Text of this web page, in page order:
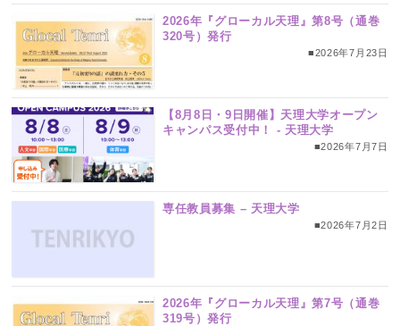
2026年『グローカル天理』第8号（通巻
320号）発行
■2026年7月23日
【8月8日・9日開催】天理大学オープン
キャンパス受付中！ ‐ 天理大学
■2026年7月7日
専任教員募集 – 天理大学
■2026年7月2日
2026年『グローカル天理』第7号（通巻
319号）発行